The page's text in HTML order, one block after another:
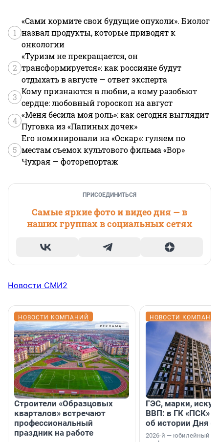
1
«Сами кормите свои будущие опухоли». Биолог
назвал продукты, которые приводят к
онкологии
2
«Туризм не прекращается, он
трансформируется»: как россияне будут
отдыхать в августе — ответ эксперта
3
Кому признаются в любви, а кому разобьют
сердце: любовный гороскоп на август
4
«Меня бесила моя роль»: как сегодня выглядит
Пуговка из «Папиных дочек»
5
Его номинировали на «Оскар»: гуляем по
местам съемок культового фильма «Вор»
Чухрая — фоторепортаж
ПРИСОЕДИНИТЬСЯ
Самые яркие фото и видео дня — в
наших группах в социальных сетях
Новости СМИ2
НОВОСТИ КОМПАНИЙ
Строители «Образцовых
кварталов» встречают
профессиональный
праздник на работе
НОВОСТИ
ГЭС, марки,
ВВП: в ГК «ПСК»
об истории Дня
2026-й — юбилейный